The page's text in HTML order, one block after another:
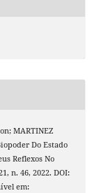
MARTINEZ
Do Estado
Reflexos No
n. 46, 2022. DOI:
em: